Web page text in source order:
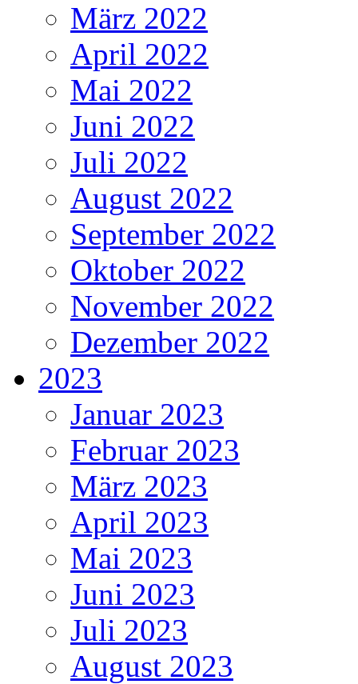
März 2022
April 2022
Mai 2022
Juni 2022
Juli 2022
August 2022
September 2022
Oktober 2022
November 2022
Dezember 2022
2023
Januar 2023
Februar 2023
März 2023
April 2023
Mai 2023
Juni 2023
Juli 2023
August 2023